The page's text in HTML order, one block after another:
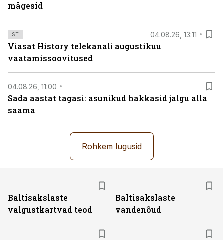
mägesid
ST 04.08.26, 13:11
Viasat History telekanali augustikuu
vaatamissoovitused
04.08.26, 11:00
Sada aastat tagasi: asunikud hakkasid jalgu alla
saama
Rohkem lugusid
Baltisakslaste
valgustkartvad teod
Baltisakslaste
vandenõud